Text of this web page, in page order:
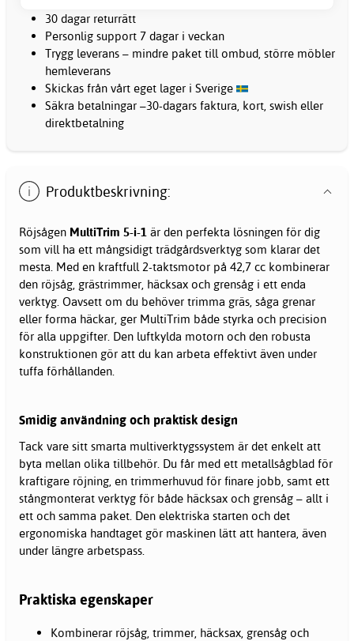
30 dagar returrätt
Personlig support 7 dagar i veckan
Trygg leverans – mindre paket till ombud, större möbler
hemleverans
Skickas från vårt eget lager i Sverige
Säkra betalningar –30-dagars faktura, kort, swish eller
direktbetalning
Produktbeskrivning:
Röjsågen MultiTrim 5-i-1 är den perfekta lösningen för dig
som vill ha ett mångsidigt trädgårdsverktyg som klarar det
mesta. Med en kraftfull 2-taktsmotor på 42,7 cc kombinerar
den röjsåg, grästrimmer, häcksax och grensåg i ett enda
verktyg. Oavsett om du behöver trimma gräs, såga grenar
eller forma häckar, ger MultiTrim både styrka och precision
för alla uppgifter. Den luftkylda motorn och den robusta
konstruktionen gör att du kan arbeta effektivt även under
tuffa förhållanden.
Smidig användning och praktisk design
Tack vare sitt smarta multiverktygssystem är det enkelt att
byta mellan olika tillbehör. Du får med ett metallsågblad för
kraftigare röjning, en trimmerhuvud för finare jobb, samt ett
stångmonterat verktyg för både häcksax och grensåg – allt i
ett och samma paket. Den elektriska starten och det
ergonomiska handtaget gör maskinen lätt att hantera, även
under längre arbetspass.
Praktiska egenskaper
Kombinerar röjsåg, trimmer, häcksax, grensåg och